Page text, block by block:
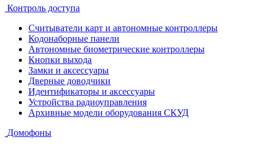
Контроль доступа
Считыватели карт и автономные контроллеры
Кодонаборные панели
Автономные биометрические контроллеры
Кнопки выхода
Замки и аксессуары
Дверные доводчики
Идентификаторы и аксессуары
Устройства радиоуправления
Архивные модели оборудования СКУД
Домофоны